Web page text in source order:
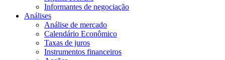
Informantes de negociação
Análises
Análise de mercado
Calendário Econômico
Taxas de juros
Instrumentos financeiros